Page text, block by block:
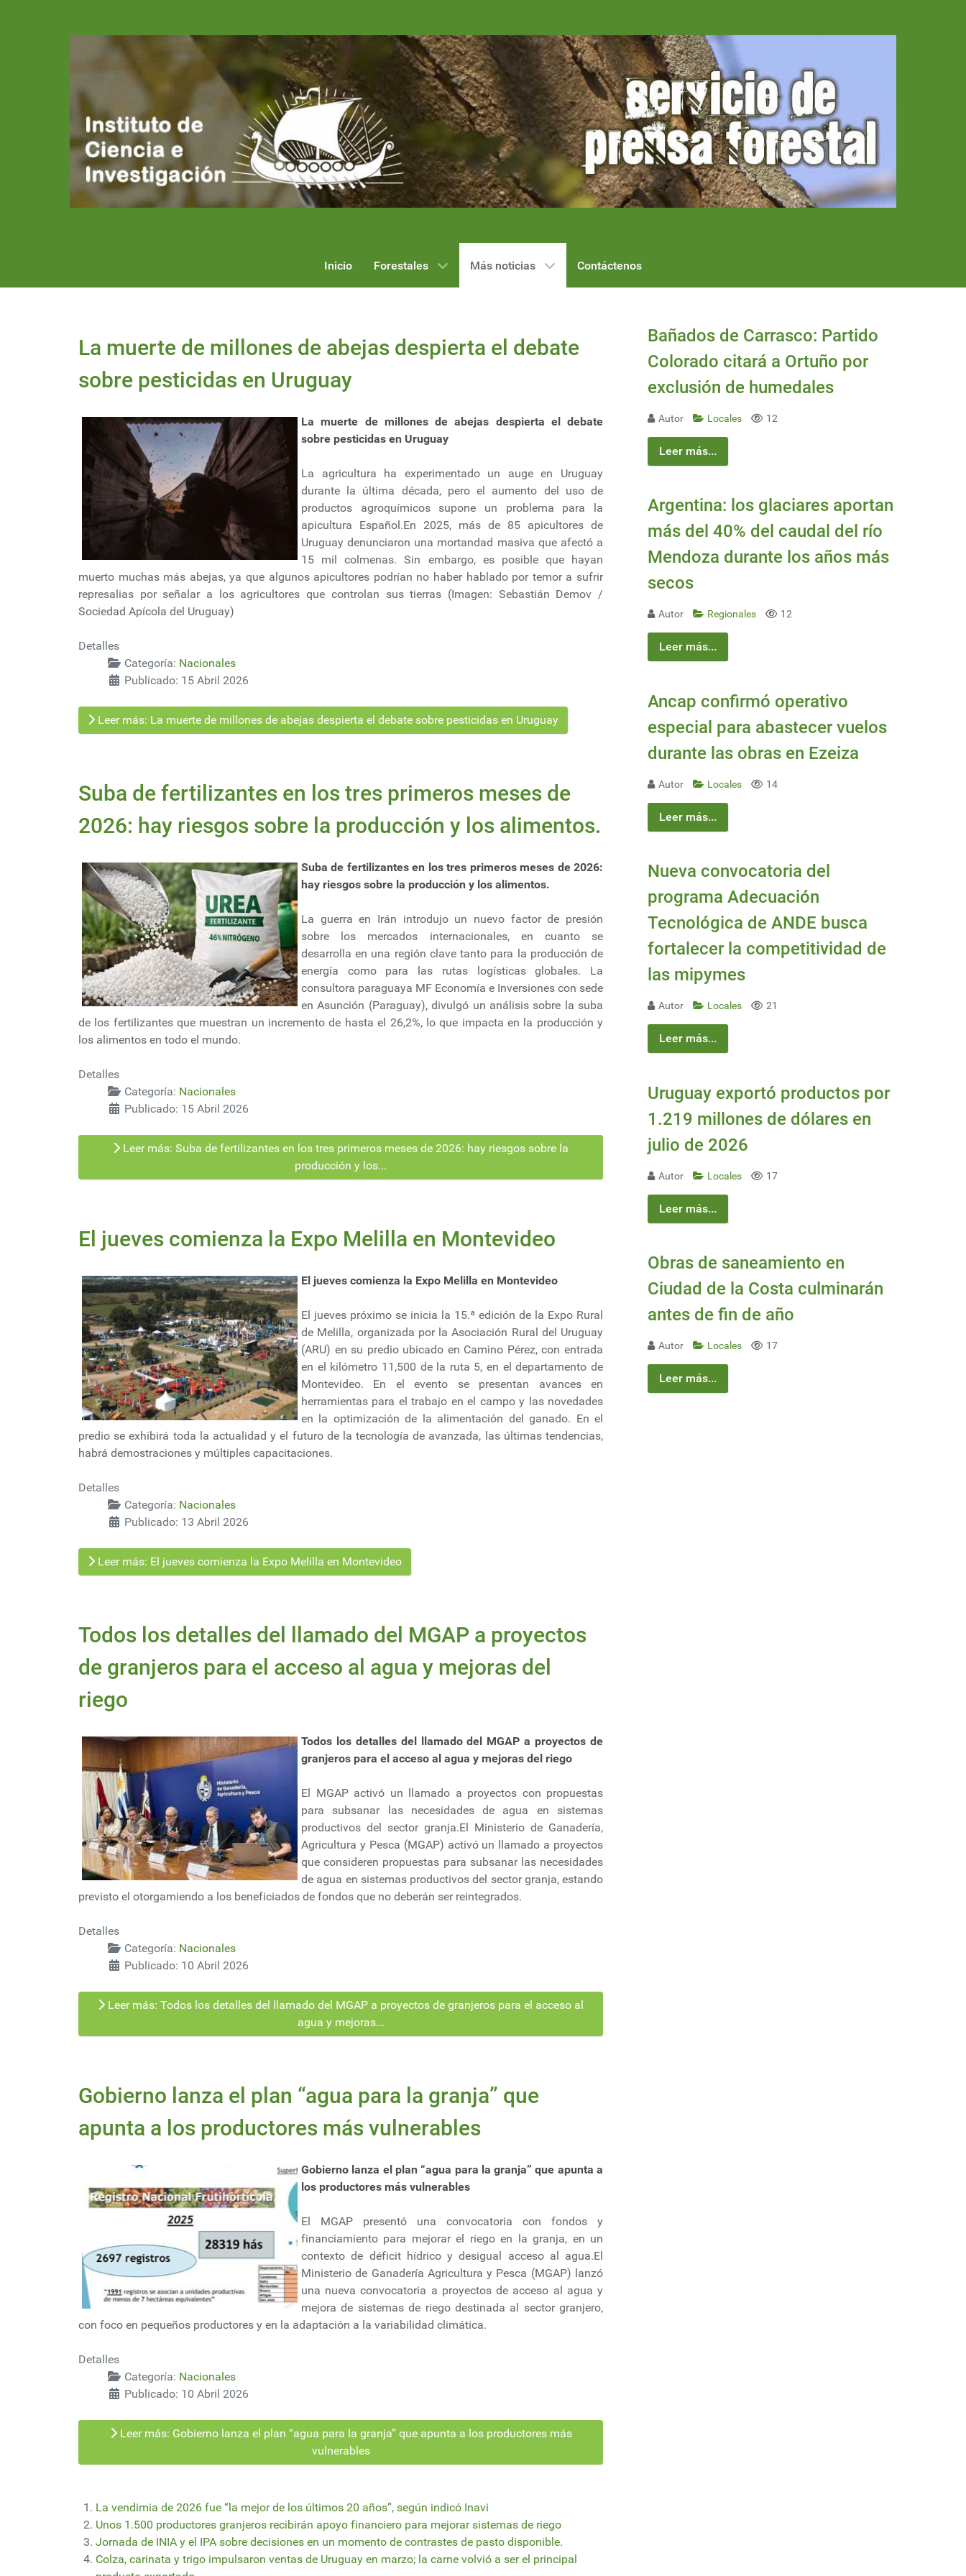
Inicio Forestales Más noticias Contáctenos
La muerte de millones de abejas despierta el debate
sobre pesticidas en Uruguay
La muerte de millones de abejas despierta el debate
sobre pesticidas en Uruguay
La agricultura ha experimentado un auge en Uruguay
durante la última década, pero el aumento del uso de
productos agroquímicos supone un problema para la
apicultura Español.En 2025, más de 85 apicultores de
Uruguay denunciaron una mortandad masiva que afectó a
15 mil colmenas. Sin embargo, es posible que hayan
muerto muchas más abejas, ya que algunos apicultores podrían no haber hablado por temor a sufrir
represalias por señalar a los agricultores que controlan sus tierras (Imagen: Sebastián Demov /
Sociedad Apícola del Uruguay)
Detalles
Categoría: Nacionales
Publicado: 15 Abril 2026
Leer más: La muerte de millones de abejas despierta el debate sobre pesticidas en Uruguay
Suba de fertilizantes en los tres primeros meses de
2026: hay riesgos sobre la producción y los alimentos.
Suba de fertilizantes en los tres primeros meses de 2026:
hay riesgos sobre la producción y los alimentos.
La guerra en Irán introdujo un nuevo factor de presión
sobre los mercados internacionales, en cuanto se
desarrolla en una región clave tanto para la producción de
energía como para las rutas logísticas globales. La
consultora paraguaya MF Economía e Inversiones con sede
en Asunción (Paraguay), divulgó un análisis sobre la suba
de los fertilizantes que muestran un incremento de hasta el 26,2%, lo que impacta en la producción y
los alimentos en todo el mundo.
Detalles
Categoría: Nacionales
Publicado: 15 Abril 2026
Leer más: Suba de fertilizantes en los tres primeros meses de 2026: hay riesgos sobre la
producción y los...
El jueves comienza la Expo Melilla en Montevideo
El jueves comienza la Expo Melilla en Montevideo
El jueves próximo se inicia la 15.ª edición de la Expo Rural
de Melilla, organizada por la Asociación Rural del Uruguay
(ARU) en su predio ubicado en Camino Pérez, con entrada
en el kilómetro 11,500 de la ruta 5, en el departamento de
Montevideo. En el evento se presentan avances en
herramientas para el trabajo en el campo y las novedades
en la optimización de la alimentación del ganado. En el
predio se exhibirá toda la actualidad y el futuro de la tecnología de avanzada, las últimas tendencias,
habrá demostraciones y múltiples capacitaciones.
Detalles
Categoría: Nacionales
Publicado: 13 Abril 2026
Leer más: El jueves comienza la Expo Melilla en Montevideo
Todos los detalles del llamado del MGAP a proyectos
de granjeros para el acceso al agua y mejoras del
riego
Todos los detalles del llamado del MGAP a proyectos de
granjeros para el acceso al agua y mejoras del riego
El MGAP activó un llamado a proyectos con propuestas
para subsanar las necesidades de agua en sistemas
productivos del sector granja.El Ministerio de Ganadería,
Agricultura y Pesca (MGAP) activó un llamado a proyectos
que consideren propuestas para subsanar las necesidades
de agua en sistemas productivos del sector granja, estando
previsto el otorgamiendo a los beneficiados de fondos que no deberán ser reintegrados.
Detalles
Categoría: Nacionales
Publicado: 10 Abril 2026
Leer más: Todos los detalles del llamado del MGAP a proyectos de granjeros para el acceso al
agua y mejoras...
Gobierno lanza el plan “agua para la granja” que
apunta a los productores más vulnerables
Gobierno lanza el plan “agua para la granja” que apunta a
los productores más vulnerables
El MGAP presentó una convocatoria con fondos y
financiamiento para mejorar el riego en la granja, en un
contexto de déficit hídrico y desigual acceso al agua.El
Ministerio de Ganadería Agricultura y Pesca (MGAP) lanzó
una nueva convocatoria a proyectos de acceso al agua y
mejora de sistemas de riego destinada al sector granjero,
con foco en pequeños productores y en la adaptación a la variabilidad climática.
Detalles
Categoría: Nacionales
Publicado: 10 Abril 2026
Leer más: Gobierno lanza el plan “agua para la granja” que apunta a los productores más
vulnerables
La vendimia de 2026 fue “la mejor de los últimos 20 años”, según indicó Inavi
Unos 1.500 productores granjeros recibirán apoyo financiero para mejorar sistemas de riego
Jornada de INIA y el IPA sobre decisiones en un momento de contrastes de pasto disponible.
Colza, carinata y trigo impulsaron ventas de Uruguay en marzo; la carne volvió a ser el principal
Bañados de Carrasco: Partido
Colorado citará a Ortuño por
exclusión de humedales
Autor Locales 12
Leer más...
Argentina: los glaciares aportan
más del 40% del caudal del río
Mendoza durante los años más
secos
Autor Regionales 12
Leer más...
Ancap confirmó operativo
especial para abastecer vuelos
durante las obras en Ezeiza
Autor Locales 14
Leer más...
Nueva convocatoria del
programa Adecuación
Tecnológica de ANDE busca
fortalecer la competitividad de
las mipymes
Autor Locales 21
Leer más...
Uruguay exportó productos por
1.219 millones de dólares en
julio de 2026
Autor Locales 17
Leer más...
Obras de saneamiento en
Ciudad de la Costa culminarán
antes de fin de año
Autor Locales 17
Leer más...